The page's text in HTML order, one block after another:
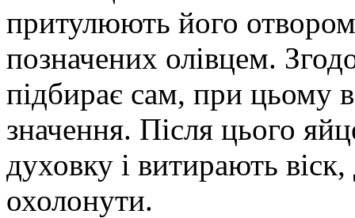
притулюють його
позначених олівцем.
підбирає сам, при цьому
значення. Після цього
духовку і витирають
охолонути.